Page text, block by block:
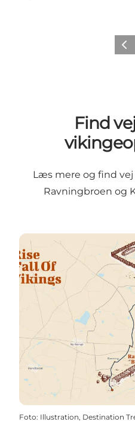
Find
Læs mere og find
Ravningbroen og
Foto: Illustration, Destination